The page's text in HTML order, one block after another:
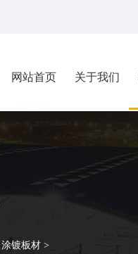
网站首页 关于我们
涂镀板材 >